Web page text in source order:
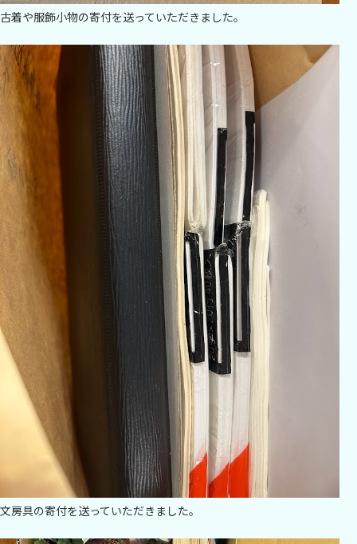
古着や服飾小物の寄付を送っていただきました。
文房具の寄付を送っていただきました。